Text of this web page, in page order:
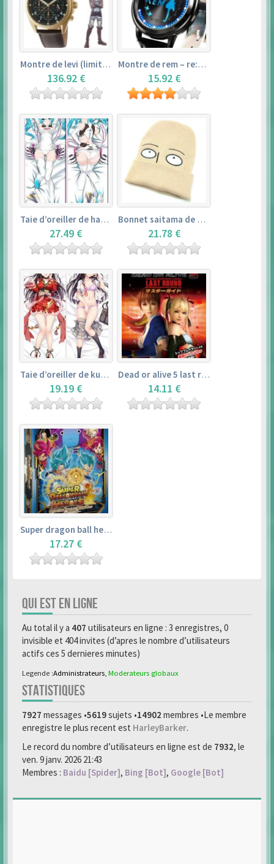
Montre de levi (limited edition) – shingeki no kyojin
136.92 €
Montre de rem – re:zero kara hajimeru isekai seikatsu
15.92 €
Taie d’oreiller de hatsune miku (150cm×50cm) – vocaloid
27.49 €
Bonnet saitama de one punch man
21.78 €
Taie d’oreiller de kurosawa dia (160x50cm) – love live! sunshine!!
19.19 €
Dead or alive 5 last round master guide
14.11 €
Super dragon ball heroes : official 4 pocket binder set
17.27 €
QUI EST EN LIGNE
Au total il y a 407 utilisateurs en ligne : 3 enregistres, 0
invisible et 404 invites (d’apres le nombre d’utilisateurs
actifs ces 5 dernieres minutes)
Legende :Administrateurs Moderateurs globaux
STATISTIQUES
7927 messages •5619sujets •14902 membres •Le membre
enregistre le plus recent est HarleyBarker.
Le record du nombre d’utilisateurs en ligne est de 7932, le
ven. 9 janv. 2026 21:43
Membres : Baidu [Spider], Bing [Bot], Google [Bot]